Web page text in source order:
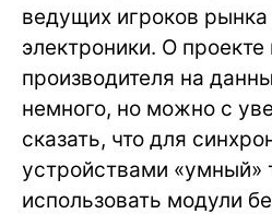
ведущих игроков рынка
электроники. О проекте
производителя на
немного, но можно с
сказать, что для
устройствами «умный»
использовать модули